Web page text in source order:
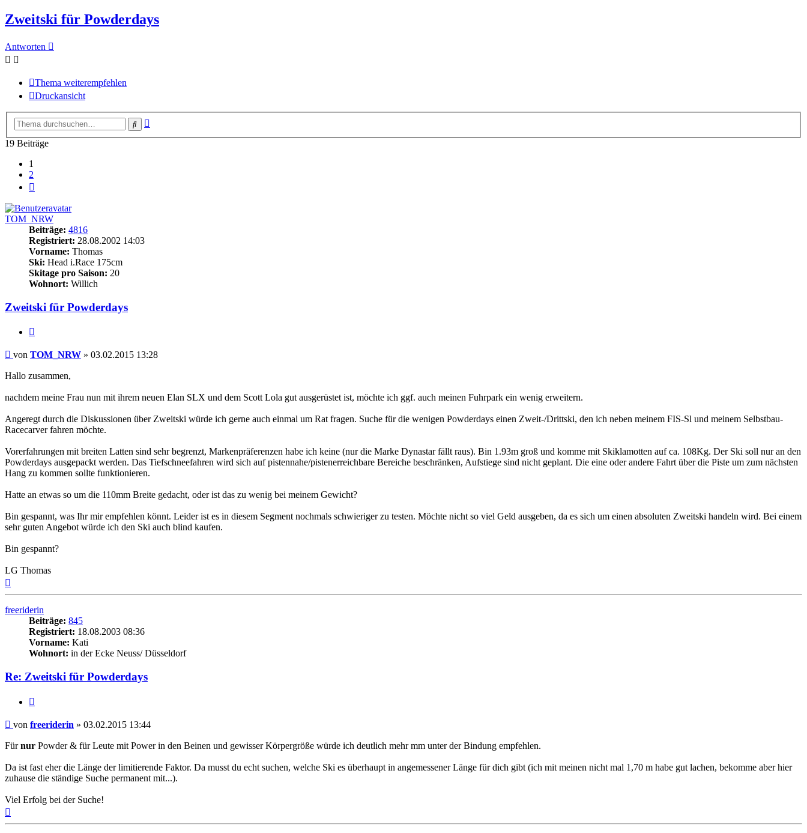
Zweitski für Powderdays
Antworten
Thema weiterempfehlen
Druckansicht
Suche
19 Beiträge
1
2
TOM_NRW
Beiträge: 4816
Registriert: 28.08.2002 14:03
Vorname: Thomas
Ski: Head i.Race 175cm
Skitage pro Saison: 20
Wohnort: Willich
Zweitski für Powderdays
Beitrag
von TOM_NRW » 03.02.2015 13:28
Hallo zusammen,
nachdem meine Frau nun mit ihrem neuen Elan SLX und dem Scott Lola gut ausgerüstet ist, möchte ich ggf. auch meinen Fuhrpark ein wenig erweitern.
Angeregt durch die Diskussionen über Zweitski würde ich gerne auch einmal um Rat fragen. Suche für die wenigen Powderdays einen Zweit-/Drittski, den ich neben meinem FIS-Sl und meinem Selbstbau-
Racecarver fahren möchte.
Vorerfahrungen mit breiten Latten sind sehr begrenzt, Markenpräferenzen habe ich keine (nur die Marke Dynastar fällt raus). Bin 1.93m groß und komme mit Skiklamotten auf ca. 108Kg. Der Ski soll nur an den
Powderdays ausgepackt werden. Das Tiefschneefahren wird sich auf pistennahe/pistenerreichbare Bereiche beschränken, Aufstiege sind nicht geplant. Die eine oder andere Fahrt über die Piste um zum nächsten
Hang zu kommen sollte funktionieren.
Hatte an etwas so um die 110mm Breite gedacht, oder ist das zu wenig bei meinem Gewicht?
Bin gespannt, was Ihr mir empfehlen könnt. Leider ist es in diesem Segment nochmals schwieriger zu testen. Möchte nicht so viel Geld ausgeben, da es sich um einen absoluten Zweitski handeln wird. Bei einem
sehr guten Angebot würde ich den Ski auch blind kaufen.
Bin gespannt?
LG Thomas
freeriderin
Beiträge: 845
Registriert: 18.08.2003 08:36
Vorname: Kati
Wohnort: in der Ecke Neuss/ Düsseldorf
Re: Zweitski für Powderdays
Beitrag
von freeriderin » 03.02.2015 13:44
Fürnur Powder & für Leute mit Power in den Beinen und gewisser Körpergröße würde ich deutlich mehr mm unter der Bindung empfehlen.
Da ist fast eher die Länge der limitierende Faktor. Da musst du echt suchen, welche Ski es überhaupt in angemessener Länge für dich gibt (ich mit meinen nicht mal 1,70 m habe gut lachen, bekomme aber hier
zuhause die ständige Suche permanent mit...).
Viel Erfolg bei der Suche!